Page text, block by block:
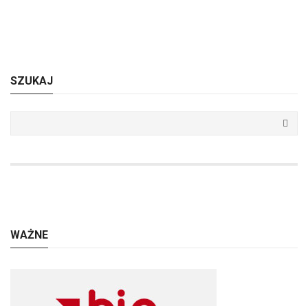
SZUKAJ
WAŻNE